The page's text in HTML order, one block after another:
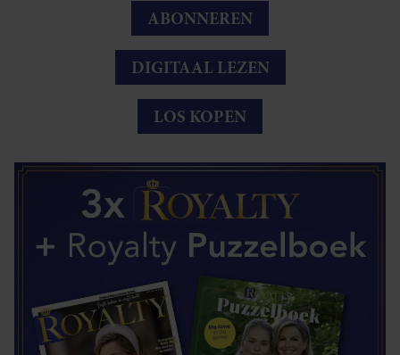
ABONNEREN
DIGITAAL LEZEN
LOS KOPEN